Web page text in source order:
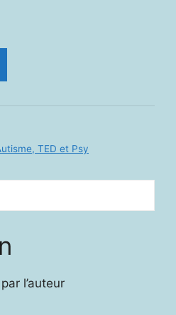
TED et Psy
l’auteur